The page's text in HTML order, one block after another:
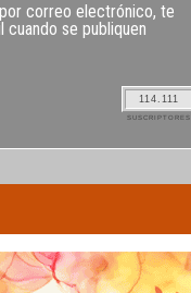
correo electrónico, te
cuando se publiquen
114.111
SUSCRIPTORES